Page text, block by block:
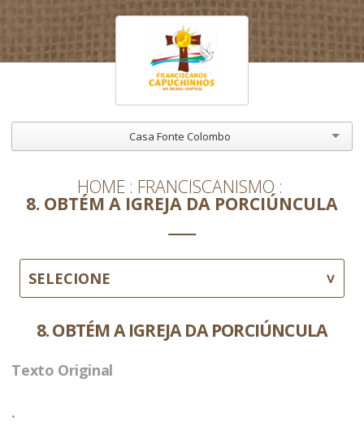
Casa Fonte Colombo
HOME FRANCISCANISMO
8. OBTÉM A IGREJA DA PORCIÚNCULA
SELECIONE
8. OBTÉM A IGREJA DA PORCIÚNCULA
Texto Original
.